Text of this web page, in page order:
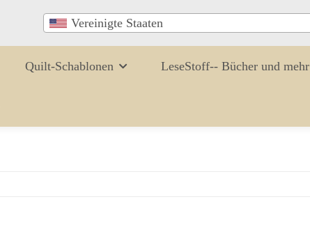
Vereinigte Staaten
Quilt-Schablonen LeseStoff-- Bücher und mehr